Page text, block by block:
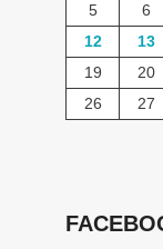
5
6
12
13
19
20
26
27